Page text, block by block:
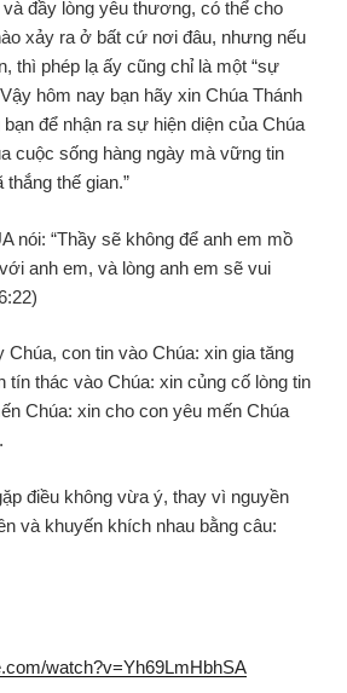
đầy lòng yêu thương, có thể cho
xảy ra ở bất cứ nơi đâu, nhưng nếu
thì phép lạ ấy cũng chỉ là một “sự
hôm nay bạn hãy xin Chúa Thánh
để nhận ra sự hiện diện của Chúa
cuộc sống hàng ngày mà vững tin
thắng thế gian.”
nói: “Thầy sẽ không để anh em mồ
anh em, và lòng anh em sẽ vui
Chúa, con tin vào Chúa: xin gia tăng
tín thác vào Chúa: xin củng cố lòng tin
Chúa: xin cho con yêu mến Chúa
điều không vừa ý, thay vì nguyền
và khuyến khích nhau bằng câu:
watch?v=Yh69LmHbhSA